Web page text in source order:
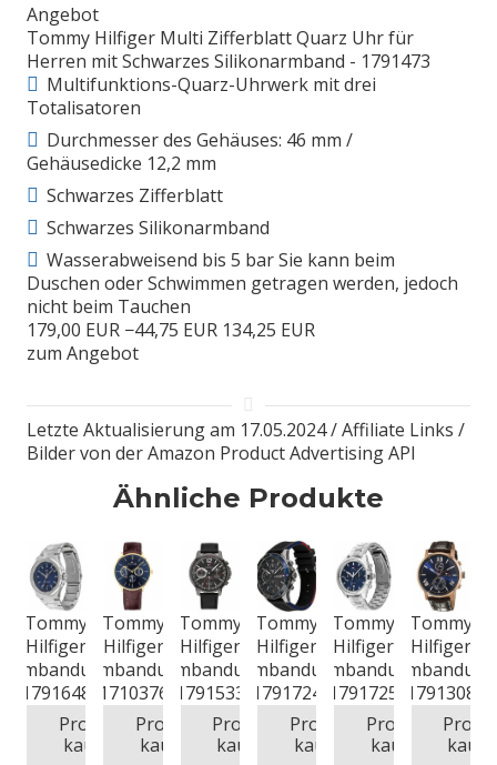
Angebot
Tommy Hilfiger Multi Zifferblatt Quarz Uhr für
Herren mit Schwarzes Silikonarmband - 1791473
Multifunktions-Quarz-Uhrwerk mit drei
Totalisatoren
Durchmesser des Gehäuses: 46 mm /
Gehäusedicke 12,2 mm
Schwarzes Zifferblatt
Schwarzes Silikonarmband
Wasserabweisend bis 5 bar Sie kann beim
Duschen oder Schwimmen getragen werden, jedoch
nicht beim Tauchen
179,00 EUR −44,75 EUR 134,25 EUR
zum Angebot
Letzte Aktualisierung am 17.05.2024 / Affiliate Links /
Bilder von der Amazon Product Advertising API
Ähnliche Produkte
Tommy
Hilfiger
Armbanduhr
1791648
Produkt
kaufen
Tommy
Hilfiger
Armbanduhr
1710376
Produkt
kaufen
Tommy
Hilfiger
Armbanduhr
1791533
Produkt
kaufen
Tommy
Hilfiger
Armbanduhr
1791724
Produkt
kaufen
Tommy
Hilfiger
Armbanduhr
1791725
Produkt
kaufen
Tommy
Hilfiger
Armbanduhr
1791308